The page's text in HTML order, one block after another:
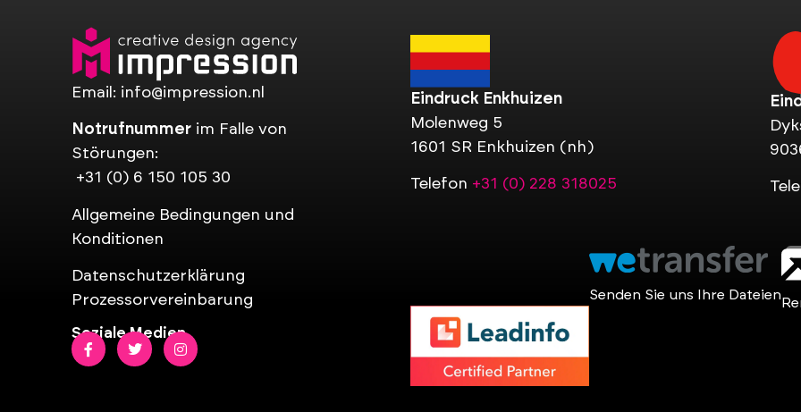
Email: info@impression.nl
Notrufnummer im Falle von
Störungen:
+31 (0) 6 150 105 30
Allgemeine Bedingungen und
Konditionen
Datenschutzerklärung
Prozessorvereinbarung
Soziale Medien
Eindruck Enkhuizen
Molenweg 5
1601 SR Enkhuizen (nh)
Telefon +31 (0) 228 318025
Senden Sie uns Ihre Dateien